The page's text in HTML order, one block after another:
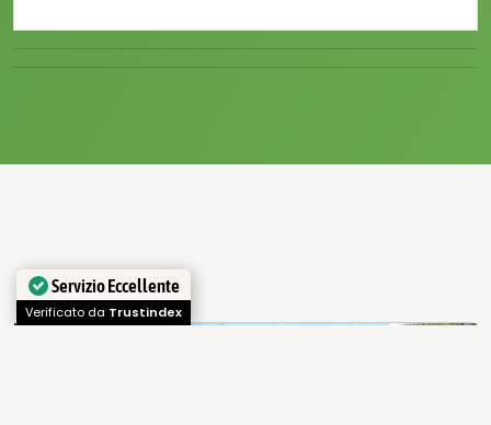
Servizio Eccellente
Verificato da Trustindex